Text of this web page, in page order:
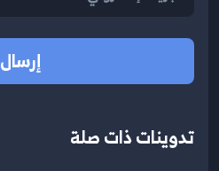
إرسال
تدوينات ذات صلة